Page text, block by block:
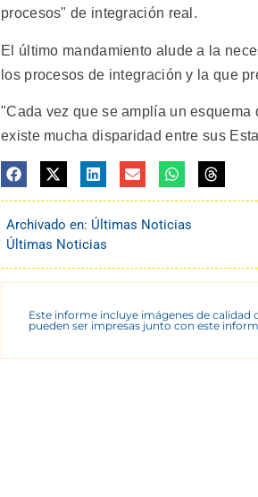
procesos" de integración real.
El último mandamiento alude a la
los procesos de integración y la que
"Cada vez que se amplía un
existe mucha disparidad entre sus
Archivado en: Últimas Noticias
Últimas Noticias
Este informe incluye imágenes de calidad
pueden ser impresas junto con este